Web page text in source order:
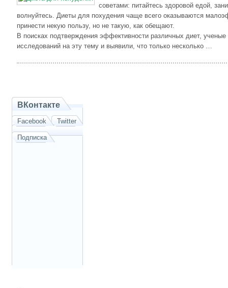
советами: питайтесь здоровой едой,
волнуйтесь. Диеты для похудения чаще всего оказываются
принести некую пользу, но не такую, как обещают.
В поисках подтверждения эффективности различных диет, ученые
исследований на эту тему и выявили, что только несколько …
ВКонтакте
Facebook Twitter
Подписка